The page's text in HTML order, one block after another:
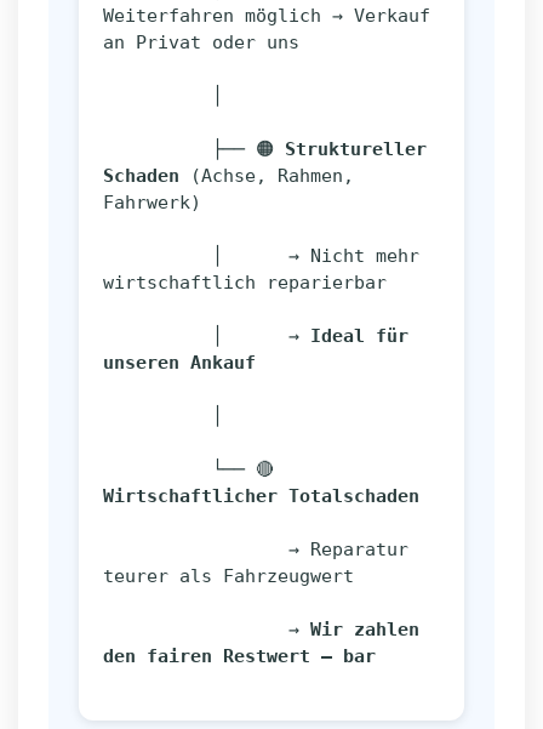
Weiterfahren möglich → Verkauf
an Privat oder uns
          ├── 🟠
Struktureller
Schaden (Achse, Rahmen,
Fahrwerk)
wirtschaftlich reparierbar
          │      →
Ideal für
unseren Ankauf
Wirtschaftlicher Totalschaden
teurer als Fahrzeugwert
                 →
Wir zahlen
den fairen Restwert – bar